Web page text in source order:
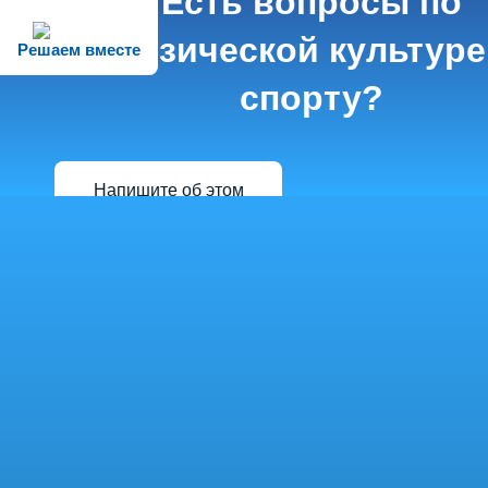
Решаем вместефизической
спорту?
Напишите об этом